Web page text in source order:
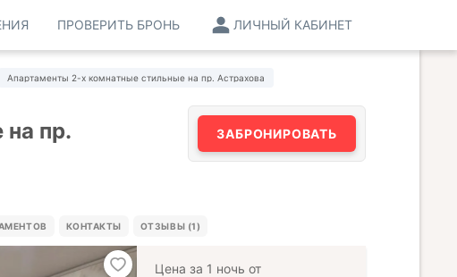
ЛИЧНЫЙ КАБИНЕТ
ПРОВЕРИТЬ БРОНЬ
Апартаменты 2-х комнатные стильные на пр. Астрахова
пр.
ЗАБРОНИРОВАТЬ
КОНТАКТЫ ОТЗЫВЫ (1)
Цена за 1 ночь от